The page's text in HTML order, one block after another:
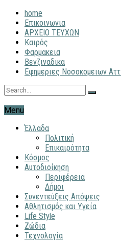
home
Επικοινωνια
ΑΡΧΕΙΟ ΤΕΥΧΩΝ
Καιρός
Φαρμακεια
Βενζιναδικα
Εφημεριες Νοσοκομειων
Menu
Έλλαδα
Πολιτική
Επικαιρότητα
Κόσμος
Αυτοδιοίκηση
Περιφέρεια
Δήμοι
Συνεντεύξεις Απόψεις
Αθλητισμός και Υγεία
Life Style
Ζώδια
Τεχνολογία